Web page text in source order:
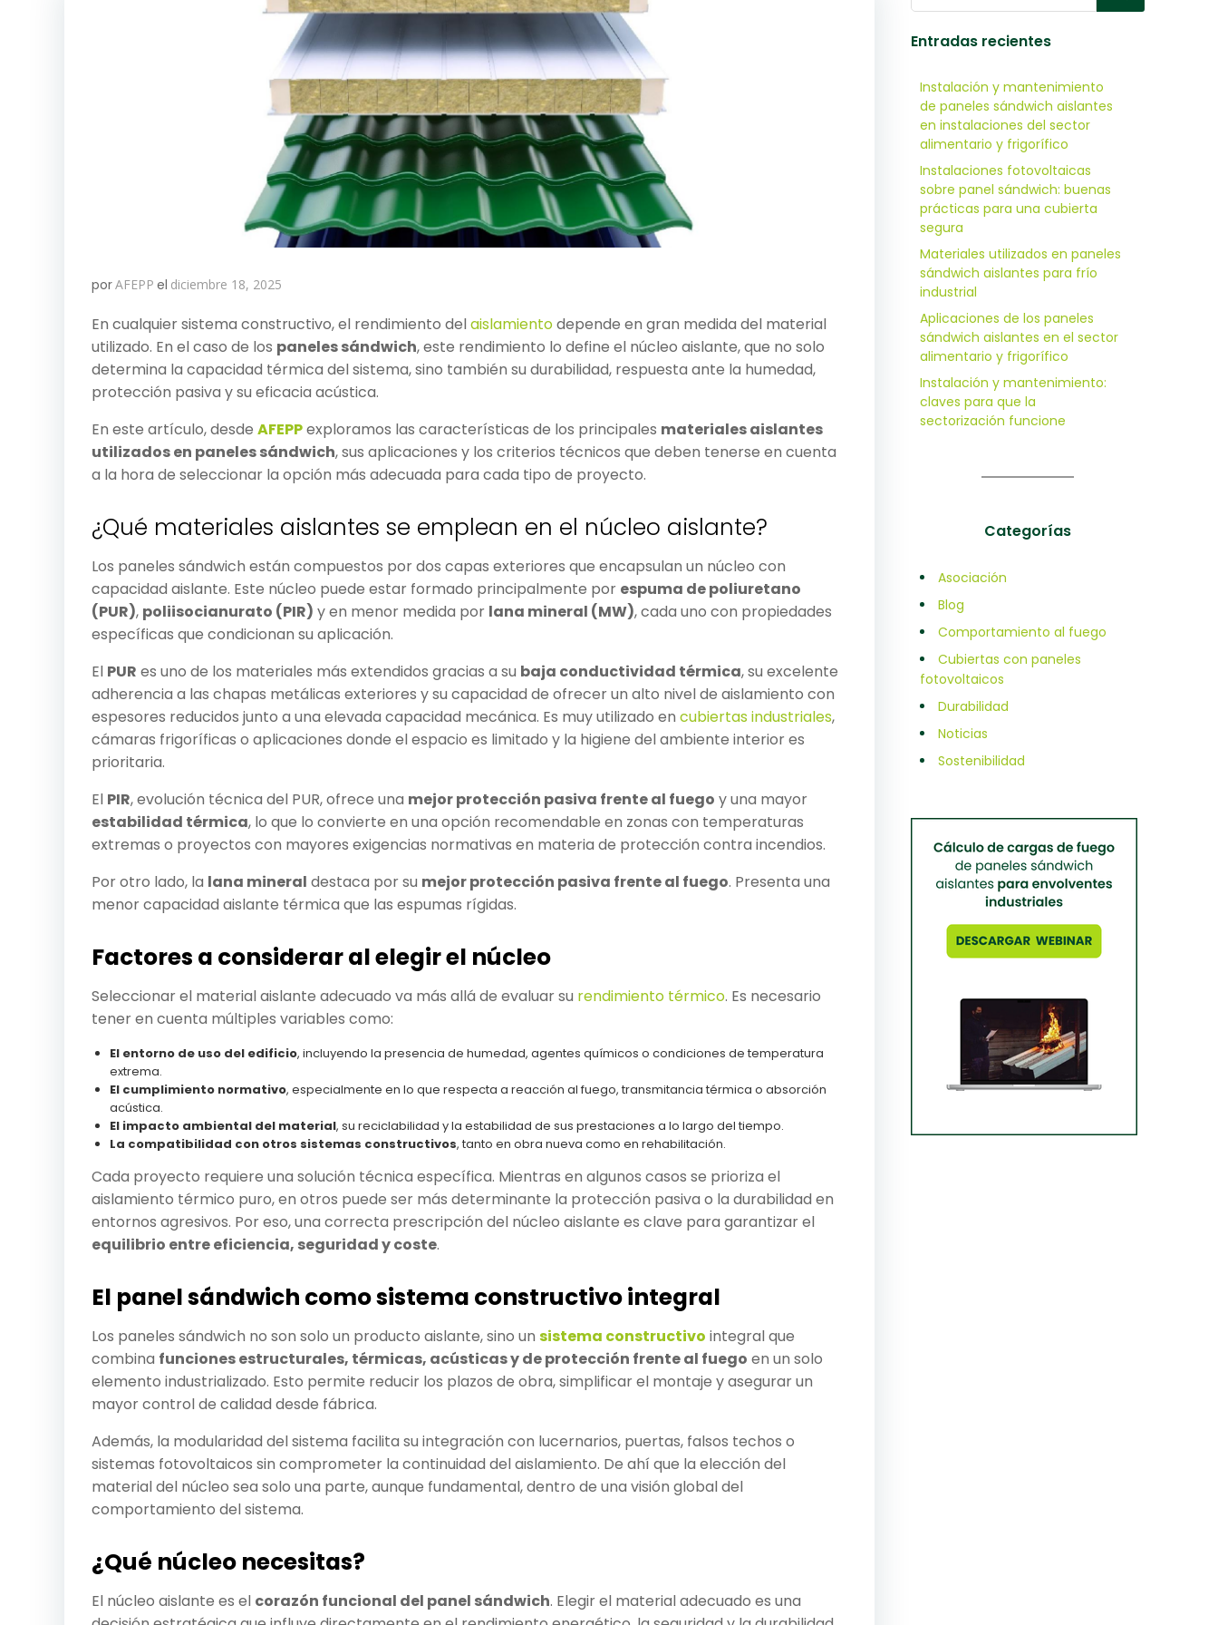
porAFEPP el diciembre 18, 2025
En cualquier sistema constructivo, el rendimiento delaislamientodepende en gran medida del material
utilizado. En el caso de los paneles sándwich, este rendimiento lo define el núcleo aislante, que no solo
determina la capacidad térmica del sistema, sino también su durabilidad, respuesta ante la humedad,
protección pasiva y su eficacia acústica.
En este artículo, desde AFEPPexploramos las características de los principales materiales aislantes
utilizados en paneles sándwich, sus aplicaciones y los criterios técnicos que deben tenerse en cuenta
a la hora de seleccionar la opción más adecuada para cada tipo de proyecto.
¿Qué materiales aislantes se emplean en el núcleo aislante?
Los paneles sándwich están compuestos por dos capas exteriores que encapsulan un núcleo con
capacidad aislante. Este núcleo puede estar formado principalmente por espuma de poliuretano
(PUR), poliisocianurato (PIR) y en menor medida por lana mineral (MW), cada uno con propiedades
específicas que condicionan su aplicación.
El PUR es uno de los materiales más extendidos gracias a su baja conductividad térmica, su excelente
adherencia a las chapas metálicas exteriores y su capacidad de ofrecer un alto nivel de aislamiento con
espesores reducidos junto a una elevada capacidad mecánica. Es muy utilizado en cubiertas industriales,
cámaras frigoríficas o aplicaciones donde el espacio es limitado y la higiene del ambiente interior es
prioritaria.
El PIR, evolución técnica del PUR, ofrece una mejor protección pasiva frente al fuego y una mayor
estabilidad térmica, lo que lo convierte en una opción recomendable en zonas con temperaturas
extremas o proyectos con mayores exigencias normativas en materia de protección contra incendios.
Por otro lado, la lana mineral destaca por su mejor protección pasiva frente al fuego. Presenta una
menor capacidad aislante térmica que las espumas rígidas.
Factores a considerar al elegir el núcleo
Seleccionar el material aislante adecuado va más allá de evaluar su rendimiento térmico. Es necesario
tener en cuenta múltiples variables como:
El entorno de uso del edificio, incluyendo la presencia de humedad, agentes químicos o condiciones de temperatura
extrema.
El cumplimiento normativo, especialmente en lo que respecta a reacción al fuego, transmitancia térmica o absorción
acústica.
El impacto ambiental del material, su reciclabilidad y la estabilidad de sus prestaciones a lo largo del tiempo.
La compatibilidad con otros sistemas constructivos, tanto en obra nueva como en rehabilitación.
Cada proyecto requiere una solución técnica específica. Mientras en algunos casos se prioriza el
aislamiento térmico puro, en otros puede ser más determinante la protección pasiva o la durabilidad en
entornos agresivos. Por eso, una correcta prescripción del núcleo aislante es clave para garantizar el
equilibrio entre eficiencia, seguridad y coste.
El panel sándwich como sistema constructivo integral
Los paneles sándwich no son solo un producto aislante, sino un sistema constructivo integral que
combina funciones estructurales, térmicas, acústicas y de protección frente al fuego en un solo
elemento industrializado. Esto permite reducir los plazos de obra, simplificar el montaje y asegurar un
mayor control de calidad desde fábrica.
Además, la modularidad del sistema facilita su integración con lucernarios, puertas, falsos techos o
sistemas fotovoltaicos sin comprometer la continuidad del aislamiento. De ahí que la elección del
material del núcleo sea solo una parte, aunque fundamental, dentro de una visión global del
comportamiento del sistema.
¿Qué núcleo necesitas?
El núcleo aislante es el corazón funcional del panel sándwich. Elegir el material adecuado es una
Entradas recientes
Instalación y mantenimiento
de paneles sándwich aislantes
en instalaciones del sector
alimentario y frigorífico
Instalaciones fotovoltaicas
sobre panel sándwich: buenas
prácticas para una cubierta
segura
Materiales utilizados en paneles
sándwich aislantes para frío
industrial
Aplicaciones de los paneles
sándwich aislantes en el sector
alimentario y frigorífico
Instalación y mantenimiento:
claves para que la
sectorización funcione
Categorías
Asociación
Blog
Comportamiento al fuego
Cubiertas con paneles
fotovoltaicos
Durabilidad
Noticias
Sostenibilidad